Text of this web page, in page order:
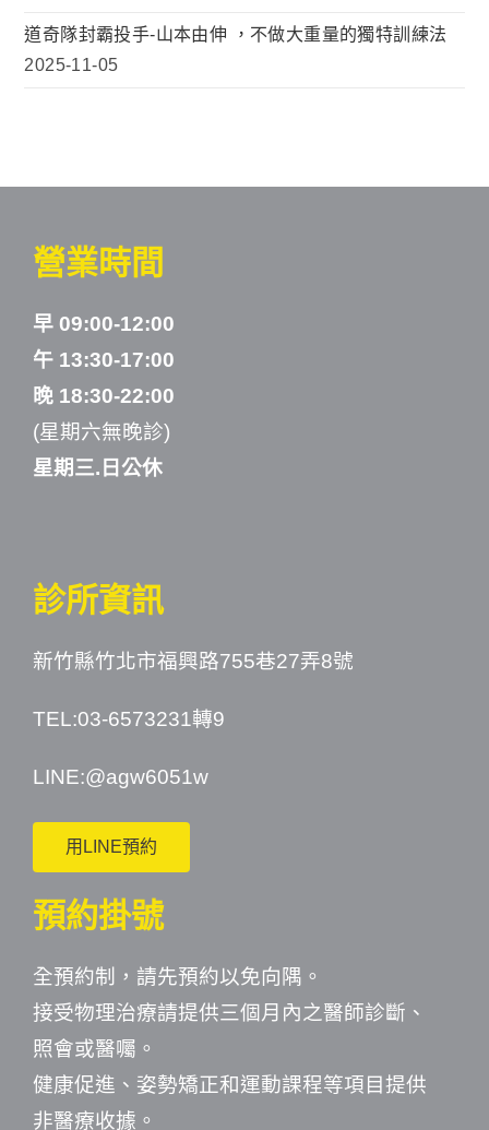
道奇隊封霸投手-山本由伸 ，不做大重量的獨特訓練法
2025-11-05
營業時間
早 09:00-12:00
午 13:30-17:00
晚 18:30-22:00
(星期六無晚診)
星期三.日公休
診所資訊
新竹縣竹北市福興路755巷27弄8號
TEL:03-6573231轉9
LINE:@agw6051w
用LINE預約
預約掛號
全預約制，請先預約以免向隅。
接受物理治療請提供三個月內之醫師診斷、
照會或醫囑。
健康促進、姿勢矯正和運動課程等項目提供
非醫療收據。